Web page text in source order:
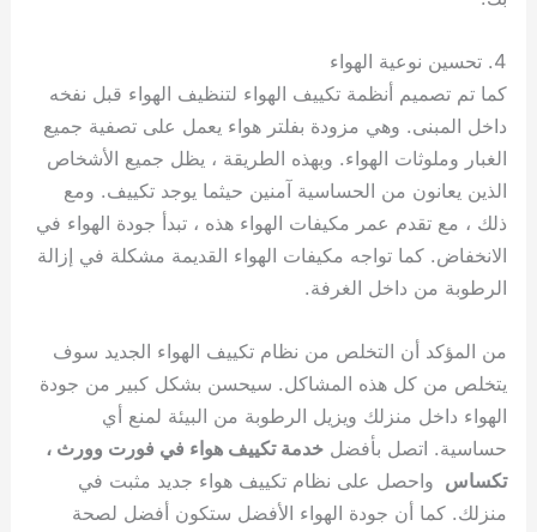
4. تحسين نوعية الهواء
كما تم تصميم أنظمة تكييف الهواء لتنظيف الهواء قبل نفخه
داخل المبنى. وهي مزودة بفلتر هواء يعمل على تصفية جميع
الغبار وملوثات الهواء. وبهذه الطريقة ، يظل جميع الأشخاص
الذين يعانون من الحساسية آمنين حيثما يوجد تكييف. ومع
ذلك ، مع تقدم عمر مكيفات الهواء هذه ، تبدأ جودة الهواء في
الانخفاض. كما تواجه مكيفات الهواء القديمة مشكلة في إزالة
الرطوبة من داخل الغرفة.
من المؤكد أن التخلص من نظام تكييف الهواء الجديد سوف
يتخلص من كل هذه المشاكل. سيحسن بشكل كبير من جودة
الهواء داخل منزلك ويزيل الرطوبة من البيئة لمنع أي
حساسية. اتصل بأفضلخدمة تكييف هواء في فورت وورث ،
تكساس واحصل على نظام تكييف هواء جديد مثبت في
منزلك. كما أن جودة الهواء الأفضل ستكون أفضل لصحة